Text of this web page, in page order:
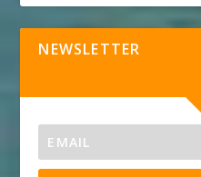
NEWSLETTER